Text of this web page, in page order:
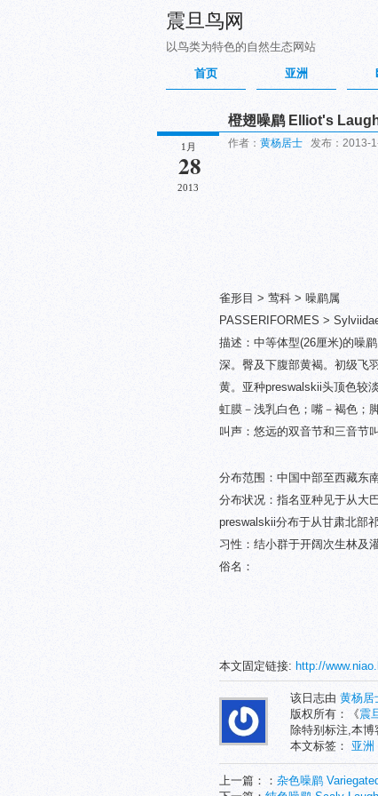
震旦鸟网
以鸟类为特色的自然生态网站
首页 亚洲
1月
28
2013
橙翅噪鹛 Elliot's
作者： 黄杨居士 发布：2013-
雀形目 > 莺科 > 噪鹛属
PASSERIFORMES >
描述：中等体型(26厘米)的噪
深。臀及下腹部黄褐。初级飞
黄。亚种preswalskii头顶色较
虹膜－浅乳白色；嘴－褐色；
叫声：悠远的双音节和三音节
分布范围：中国中部至西藏东
分布状况：指名亚种见于从大
preswalskii分布于从甘肃北部
习性：结小群于开阔次生林及
俗名：
本文固定链接: http://
该日志由 黄杨居
版权所有：《震
除特别标注,本
本文标签： 亚洲
上一篇：： 杂色噪鹛